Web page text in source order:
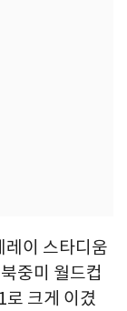
이 스타디움
중미 월드컵
크게 이겼